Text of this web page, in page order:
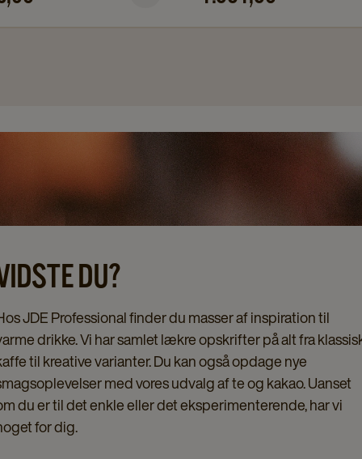
DU?
JDE Professional finder du masser af inspiration til
drikke. Vi har samlet lækre opskrifter på alt fra
til kreative varianter. Du kan også opdage nye
med vores udvalg af te og kakao. Uanset
du er til det enkle eller det eksperimenterende, har vi
for dig.